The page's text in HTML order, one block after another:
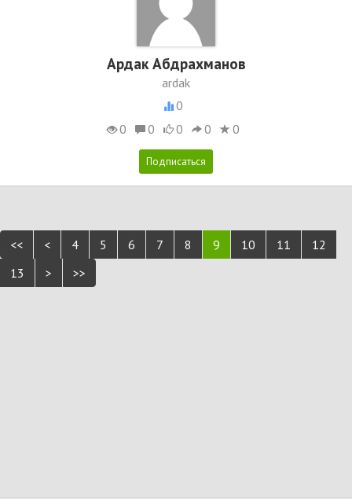
Ардак Абдрахманов
ardak
0
0
0 0 0 0
<< < 4 5 6 7 8 9 10 11
12
13
> >>